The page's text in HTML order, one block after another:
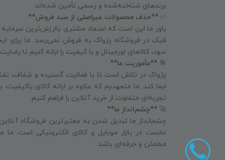
برندهای شناخته‌شده و رسمی تأمین شده‌اند.
✅ **حذف محصولات غیراصلی از سبد فروش**
باور ما این است که اعتماد مشتری باارزش‌ترین
فیک در فروشگاه پژواک به فروش نمی‌رسد. ما برای
سود، کالاهای اورجینال و با کیفیت را ارائه کنیم تا
🎯 **مأموریت ما**
پژواک در تلاش است تا با فعالیت گسترده و شفاف،
ایفا کند. ما متعهدیم که علاوه بر ارائه کالای
تجربه‌ای متفاوت از خرید آنلاین را فراهم کنیم.
🚀 **چشم‌انداز ما**
چشم‌انداز ما تبدیل شدن به معتبرترین فروشگاه
نخست در بازار موبایل و کالای الکترونیکی است. ما
مطمئن و حرفه‌ای باشد.